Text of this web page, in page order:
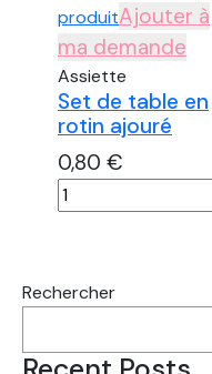
produitAjouter à
ma demande
Assiette
Set de table en
rotin ajouré
0,80 €
quantité
de
table
rotin
Rechercher